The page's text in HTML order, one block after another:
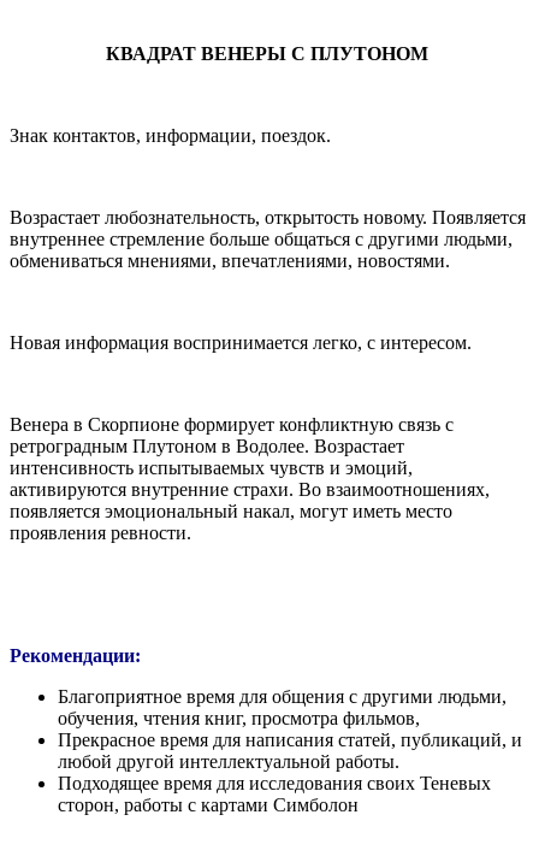
КВАДРАТ ВЕНЕРЫ С ПЛУТОНОМ
Знак контактов, информации, поездок.
Возрастает любознательность, открытость новому. Появляется
внутреннее стремление больше общаться с другими людьми,
обмениваться мнениями, впечатлениями, новостями.
Новая информация воспринимается легко, с интересом.
Венера в Скорпионе формирует конфликтную связь с
ретроградным Плутоном в Водолее. Возрастает
интенсивность испытываемых чувств и эмоций,
активируются внутренние страхи. Во взаимоотношениях,
появляется эмоциональный накал, могут иметь место
проявления ревности.
Рекомендации:
Благоприятное время для общения с другими людьми,
обучения, чтения книг, просмотра фильмов,
Прекрасное время для написания статей, публикаций, и
любой другой интеллектуальной работы.
Подходящее время для исследования своих Теневых
сторон, работы с картами Симболон